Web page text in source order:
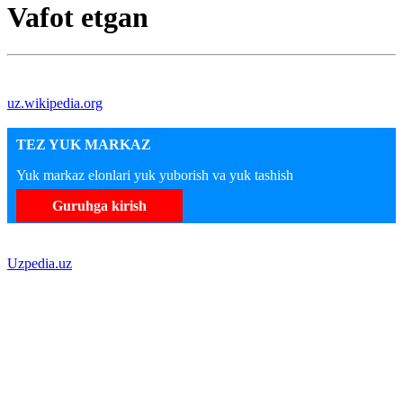
Vafot etgan
uz.wikipedia.org
TEZ YUK MARKAZ
Yuk markaz elonlari yuk yuborish va yuk tashish
Guruhga kirish
Uzpedia.uz